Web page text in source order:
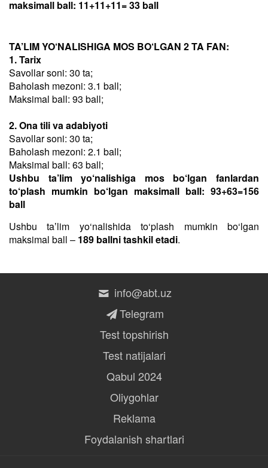
maksimall ball: 11+11+11= 33 ball
TA’LIM YO‘NALISHIGA MOS BO‘LGAN 2 TA FAN:
1. Tarix
Savollar soni: 30 ta;
Baholash mezoni: 3.1 ball;
Maksimal ball: 93 ball;
2. Ona tili va adabiyoti
Savollar soni: 30 ta;
Baholash mezoni: 2.1 ball;
Maksimal ball: 63 ball;
Ushbu ta’lim yo‘nalishiga mos bo‘lgan fanlardan
to‘plash mumkin bo‘lgan maksimall ball: 93+63=156
ball
Ushbu taʼlim yo‘nalishida to‘plash mumkin bo‘lgan
maksimal ball – 189 ballni tashkil etadi.
info@abt.uz
Telegram
Test topshirish
Test natijalari
Qabul 2024
Oliygohlar
Reklama
Foydalanish shartlari